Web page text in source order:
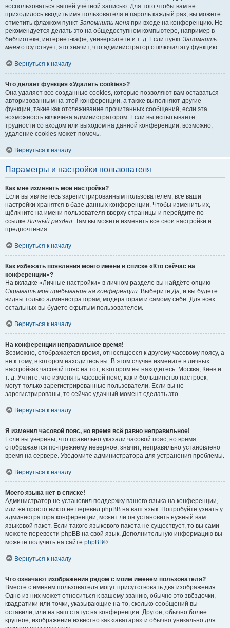
воспользоваться вашей учётной записью. Для того чтобы вам не
приходилось вводить имя пользователя и пароль каждый раз, вы можете
отметить флажком пункт Запомнить меня при входе на конференцию. Не
рекомендуется делать это на общедоступном компьютере, например в
библиотеке, интернет-кафе, университете и т. д. Если пункт Запомнить
меня отсутствует, это значит, что администратор отключил эту функцию.
Вернуться к началу
Что делает функция «Удалить cookies»?
Она удаляет все созданные cookies, которые позволяют вам оставаться
авторизованным на этой конференции, а также выполняют другие
функции, такие как отслеживание прочитанных сообщений, если эта
возможность включена администратором. Если вы испытываете
трудности со входом или выходом на данной конференции, возможно,
удаление cookies может помочь.
Вернуться к началу
Параметры и настройки пользователя
Как мне изменить мои настройки?
Если вы являетесь зарегистрированным пользователем, все ваши
настройки хранятся в базе данных конференции. Чтобы изменить их,
щёлкните на имени пользователя вверху страницы и перейдите по
ссылкеЛичный раздел. Там вы можете изменить все свои настройки и
предпочтения.
Вернуться к началу
Как избежать появления моего имени в списке «Кто сейчас на
конференции»?
На вкладке «Личные настройки» в личном разделе вы найдёте опцию
Скрывать моё пребывание на конференции. ВыберитеДа, и вы будете
видны только администраторам, модераторам и самому себе. Для всех
остальных вы будете скрытым пользователем.
Вернуться к началу
На конференции неправильное время!
Возможно, отображается время, относящееся к другому часовому поясу, а
не к тому, в котором находитесь вы. В этом случае измените в личных
настройках часовой пояс на тот, в котором вы находитесь: Москва, Киев и
т. д. Учтите, что изменять часовой пояс, как и большинство настроек,
могут только зарегистрированные пользователи. Если вы не
зарегистрированы, то сейчас удачный момент сделать это.
Вернуться к началу
Я изменил часовой пояс, но время всё равно неправильное!
Если вы уверены, что правильно указали часовой пояс, но время
отображается по-прежнему неверное, значит, неправильно установлено
время на сервере. Уведомите администратора для устранения проблемы.
Вернуться к началу
Моего языка нет в списке!
Администратор не установил поддержку вашего языка на конференции,
или же просто никто не перевёл phpBB на ваш язык. Попробуйте узнать у
администратора конференции, может ли он установить нужный вам
языковой пакет. Если такого языкового пакета не существует, то вы сами
можете перевести phpBB на свой язык. Дополнительную информацию вы
можете получить на сайте phpBB®.
Вернуться к началу
Что означают изображения рядом с моим именем пользователя?
Вместе с именем пользователя могут присутствовать два изображения.
Одно из них может относиться к вашему званию, обычно это звёздочки,
квадратики или точки, указывающие на то, сколько сообщений вы
оставили, или на ваш статус на конференции. Другое, обычно более
крупное, изображение известно как «аватара» и обычно уникально для